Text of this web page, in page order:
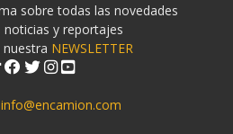
sobre todas las novedades
noticias y reportajes
nuestra NEWSLETTER
info@encamion.com